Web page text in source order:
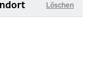
Löschen